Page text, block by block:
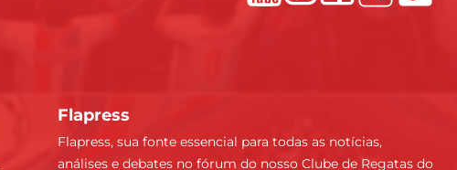
Flapress
Flapress, sua fonte essencial para todas as notícias,
análises e debates no fórum do nosso Clube de Regatas do